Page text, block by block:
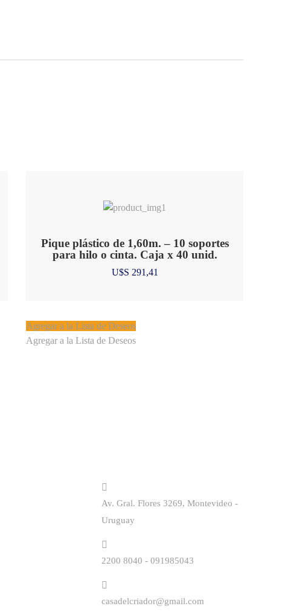
Pique plástico de 1,60m. – 10 soportes
para hilo o cinta. Caja x 40 unid.
U$S 291,41
Agregar a la Lista de Deseos
Agregar a la Lista de Deseos
Av. Gral. Flores 3269, Montevideo -
Uruguay
2200 8040 - 091985043
casadelcriador@gmail.com